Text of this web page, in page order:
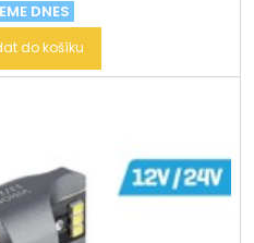
DNES
do košíku